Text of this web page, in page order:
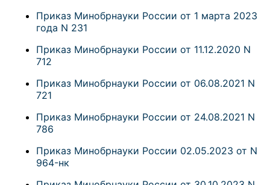
Приказ Минобрнауки России от 1 марта 2023
года N 231
Приказ Минобрнауки России от 11.12.2020 N
712
Приказ Минобрнауки России от 06.08.2021 N
721
Приказ Минобрнауки России от 24.08.2021 N
786
Приказ Минобрнауки России 02.05.2023 от N
964-нк